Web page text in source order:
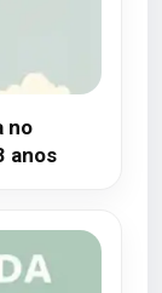
no
anos